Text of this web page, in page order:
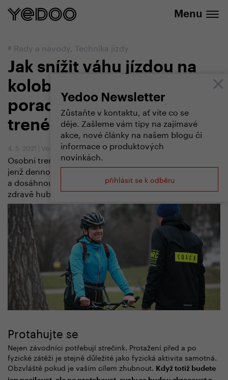
Menu
Yedoo Newsletter
Zůstaňte v kontaktu, ať víte co se
děje. Zašleme vám tipy na zajímavé
akce, nové články na našem blogu či
informace o produktových
novinkách.
přihlásit se k odběru
# Rady a návody, Technika jízdy
Jak snížit váhu jízdou na
koloběžce? Nechte si
poradit od zkušeného
trenéra
4. 5. 2021 | Vendula Kosíková,Michal Kulka
Osobní trenér a mistr světa v koloběhu Michal Kulka,
jenž dennodenně pomáhá lidem zlepšovat kondici
a dosáhnout vysněné postavy, prozradil své tipy, jak
zdravě hubnout.
Protahujte se
Nejen závodníci potřebují strečink. Protažení před a po
fyzické zátěži je stejně důležité jako fyzická aktivita samotná.
Obzvláště pokud je vaším cílem zhubnout. Když totiž budete